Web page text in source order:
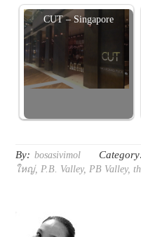
CUT – Singapore
By: bosasivimol
ใหญ่,P.B. Valley,PB Valley,